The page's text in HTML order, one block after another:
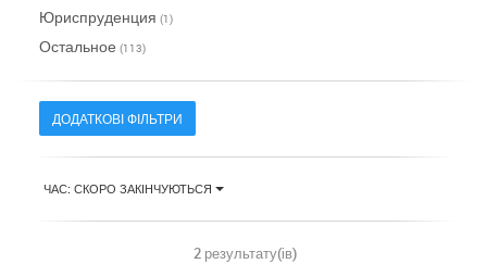
Юриспруденция (1)
Остальное (113)
ДОДАТКОВІ ФІЛЬТРИ
ЧАС: СКОРО ЗАКІНЧУЮТЬСЯ
2 результату(ів)